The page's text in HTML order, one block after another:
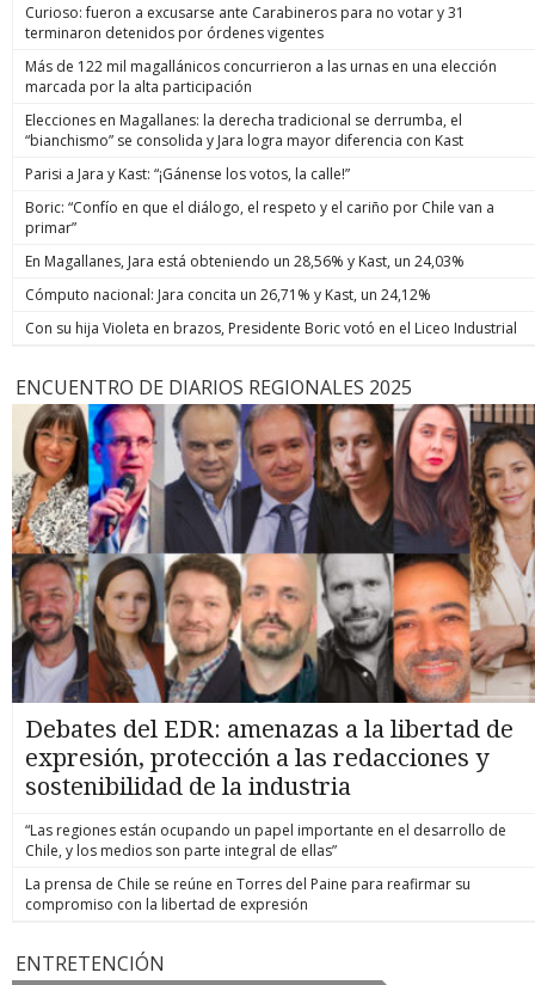
Curioso: fueron a excusarse ante Carabineros para no votar y 31
terminaron detenidos por órdenes vigentes
Más de 122 mil magallánicos concurrieron a las urnas en una elección
marcada por la alta participación
Elecciones en Magallanes: la derecha tradicional se derrumba, el
“bianchismo” se consolida y Jara logra mayor diferencia con Kast
Parisi a Jara y Kast: “¡Gánense los votos, la calle!”
Boric: “Confío en que el diálogo, el respeto y el cariño por Chile van a
primar”
En Magallanes, Jara está obteniendo un 28,56% y Kast, un 24,03%
Cómputo nacional: Jara concita un 26,71% y Kast, un 24,12%
Con su hija Violeta en brazos, Presidente Boric votó en el Liceo Industrial
ENCUENTRO DE DIARIOS REGIONALES 2025
Debates del EDR: amenazas a la libertad de
expresión, protección a las redacciones y
sostenibilidad de la industria
“Las regiones están ocupando un papel importante en el desarrollo de
Chile, y los medios son parte integral de ellas”
La prensa de Chile se reúne en Torres del Paine para reafirmar su
compromiso con la libertad de expresión
ENTRETENCIÓN